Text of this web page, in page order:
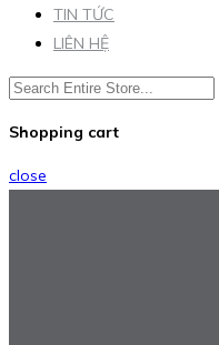
TIN TỨC
LIÊN HỆ
Shopping cart
close